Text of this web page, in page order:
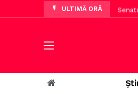
ULTIMĂ ORĂ
O